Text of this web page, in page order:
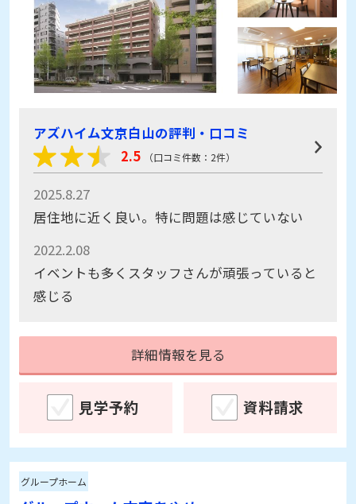
2.5 （口コミ件数：2件）
2025.8.27
居住地に近く良い。特に問題は感じていない
2022.2.08
イベントも多くスタッフさんが頑張っていると
感じる
詳細情報を見る
グループホーム
グループホーム文京あやめ